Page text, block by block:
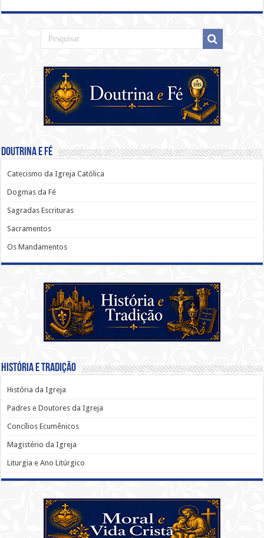
Doutrina e Fé
Catecismo da Igreja Católica
Dogmas da Fé
Sagradas Escrituras
Sacramentos
Os Mandamentos
História e Tradição
História da Igreja
Padres e Doutores da Igreja
Concílios Ecumênicos
Magistério da Igreja
Liturgia e Ano Litúrgico